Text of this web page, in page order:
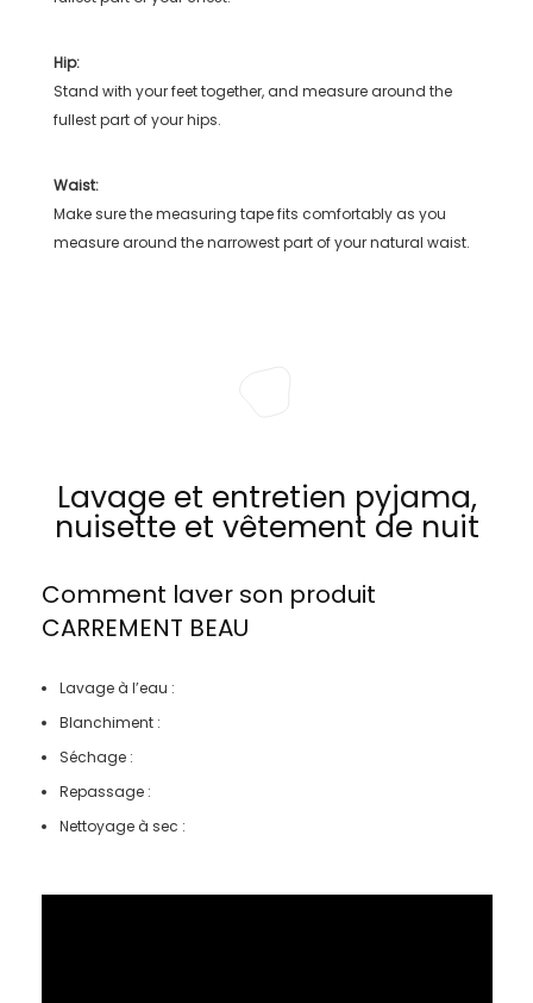
Hip:
Stand with your feet together, and measure around the
fullest part of your hips.
Waist:
Make sure the measuring tape fits comfortably as you
measure around the narrowest part of your natural waist.
Lavage et entretien pyjama,
nuisette et vêtement de nuit
Comment laver son produit
CARREMENT BEAU
Lavage à l’eau :
Blanchiment :
Séchage :
Repassage :
Nettoyage à sec :